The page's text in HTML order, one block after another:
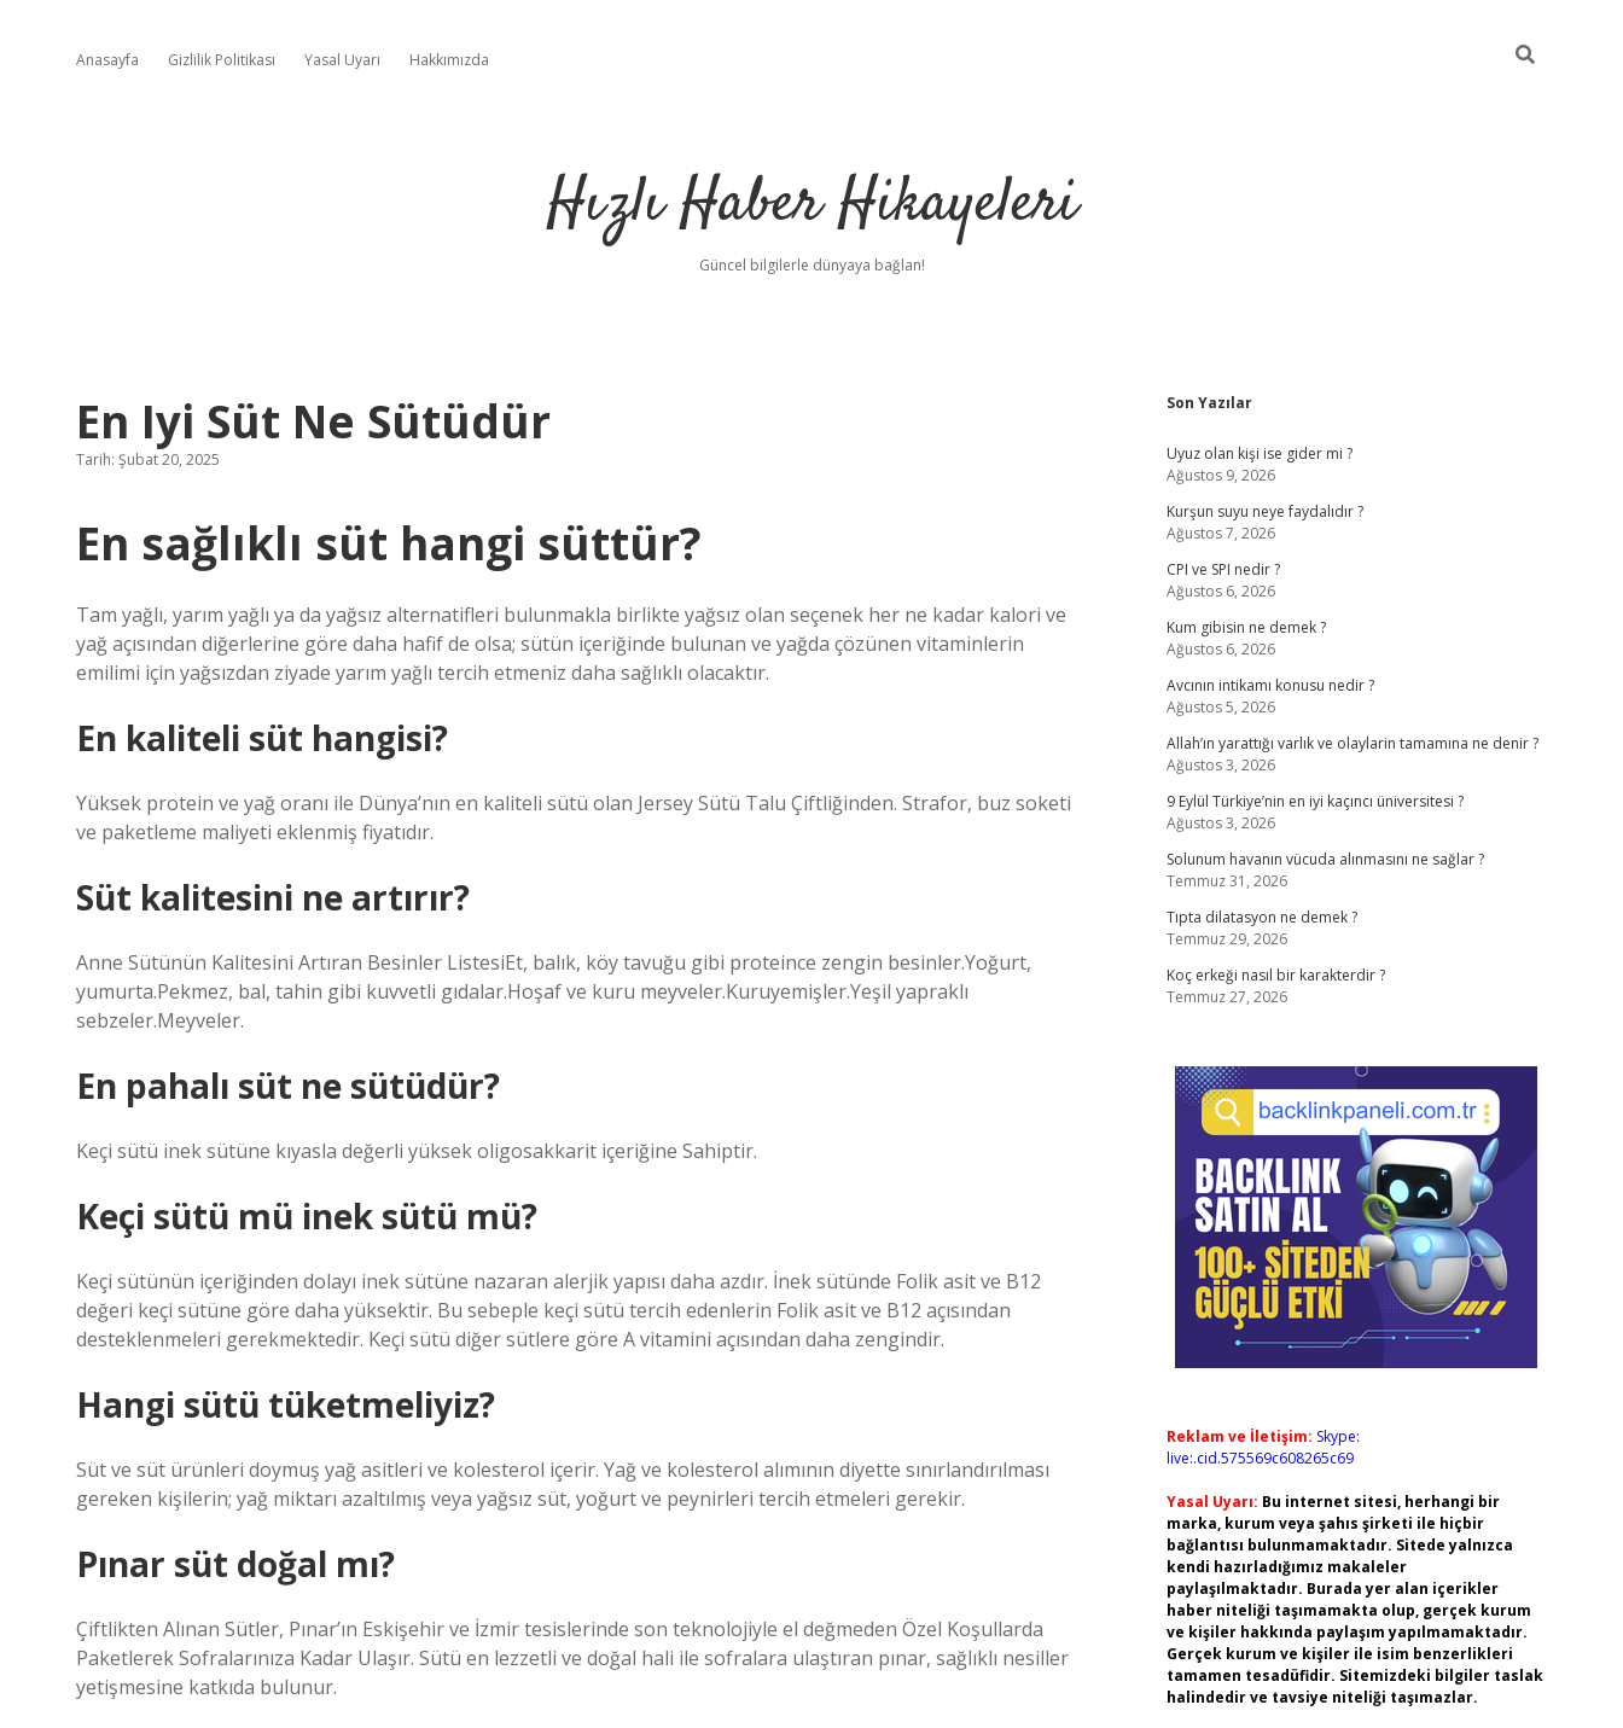
Anasayfa Gizlilik Politikası Yasal Uyarı Hakkımızda
Hızlı Haber Hikayeleri
Güncel bilgilerle dünyaya bağlan!
En Iyi Süt Ne Sütüdür
Tarih: Şubat 20, 2025
En sağlıklı süt hangi süttür?
Tam yağlı, yarım yağlı ya da yağsız alternatifleri bulunmakla birlikte yağsız olan seçenek her ne kadar kalori ve
yağ açısından diğerlerine göre daha hafif de olsa; sütün içeriğinde bulunan ve yağda çözünen vitaminlerin
emilimi için yağsızdan ziyade yarım yağlı tercih etmeniz daha sağlıklı olacaktır.
En kaliteli süt hangisi?
Yüksek protein ve yağ oranı ile Dünya’nın en kaliteli sütü olan Jersey Sütü Talu Çiftliğinden. Strafor, buz soketi
ve paketleme maliyeti eklenmiş fiyatıdır.
Süt kalitesini ne artırır?
Anne Sütünün Kalitesini Artıran Besinler ListesiEt, balık, köy tavuğu gibi proteince zengin besinler.Yoğurt,
yumurta.Pekmez, bal, tahin gibi kuvvetli gıdalar.Hoşaf ve kuru meyveler.Kuruyemişler.Yeşil yapraklı
sebzeler.Meyveler.
En pahalı süt ne sütüdür?
Keçi sütü inek sütüne kıyasla değerli yüksek oligosakkarit içeriğine Sahiptir.
Keçi sütü mü inek sütü mü?
Keçi sütünün içeriğinden dolayı inek sütüne nazaran alerjik yapısı daha azdır. İnek sütünde Folik asit ve B12
değeri keçi sütüne göre daha yüksektir. Bu sebeple keçi sütü tercih edenlerin Folik asit ve B12 açısından
desteklenmeleri gerekmektedir. Keçi sütü diğer sütlere göre A vitamini açısından daha zengindir.
Hangi sütü tüketmeliyiz?
Süt ve süt ürünleri doymuş yağ asitleri ve kolesterol içerir. Yağ ve kolesterol alımının diyette sınırlandırılması
gereken kişilerin; yağ miktarı azaltılmış veya yağsız süt, yoğurt ve peynirleri tercih etmeleri gerekir.
Pınar süt doğal mı?
Çiftlikten Alınan Sütler, Pınar’ın Eskişehir ve İzmir tesislerinde son teknolojiyle el değmeden Özel Koşullarda
Paketlerek Sofralarınıza Kadar Ulaşır. Sütü en lezzetli ve doğal hali ile sofralara ulaştıran pınar, sağlıklı nesiller
yetişmesine katkıda bulunur.
Sidebar
Son Yazılar
Uyuz olan kişi ise gider mi ?
Ağustos 9, 2026
Kurşun suyu neye faydalıdır ?
Ağustos 7, 2026
CPI ve SPI nedir ?
Ağustos 6, 2026
Kum gibisin ne demek ?
Ağustos 6, 2026
Avcının intikamı konusu nedir ?
Ağustos 5, 2026
Allah’ın yarattığı varlık ve olaylarin tamamına ne denir ?
Ağustos 3, 2026
9 Eylül Türkiye’nin en iyi kaçıncı üniversitesi ?
Ağustos 3, 2026
Solunum havanın vücuda alınmasını ne sağlar ?
Temmuz 31, 2026
Tıpta dilatasyon ne demek ?
Temmuz 29, 2026
Koç erkeği nasıl bir karakterdir ?
Temmuz 27, 2026
Reklam ve İletişim: Skype:
live:.cid.575569c608265c69
Yasal Uyarı: Bu internet sitesi, herhangi bir
marka, kurum veya şahıs şirketi ile hiçbir
bağlantısı bulunmamaktadır. Sitede yalnızca
kendi hazırladığımız makaleler
paylaşılmaktadır. Burada yer alan içerikler
haber niteliği taşımamakta olup, gerçek kurum
ve kişiler hakkında paylaşım yapılmamaktadır.
Gerçek kurum ve kişiler ile isim benzerlikleri
tamamen tesadüfidir. Sitemizdeki bilgiler taslak
halindedir ve tavsiye niteliği taşımazlar.